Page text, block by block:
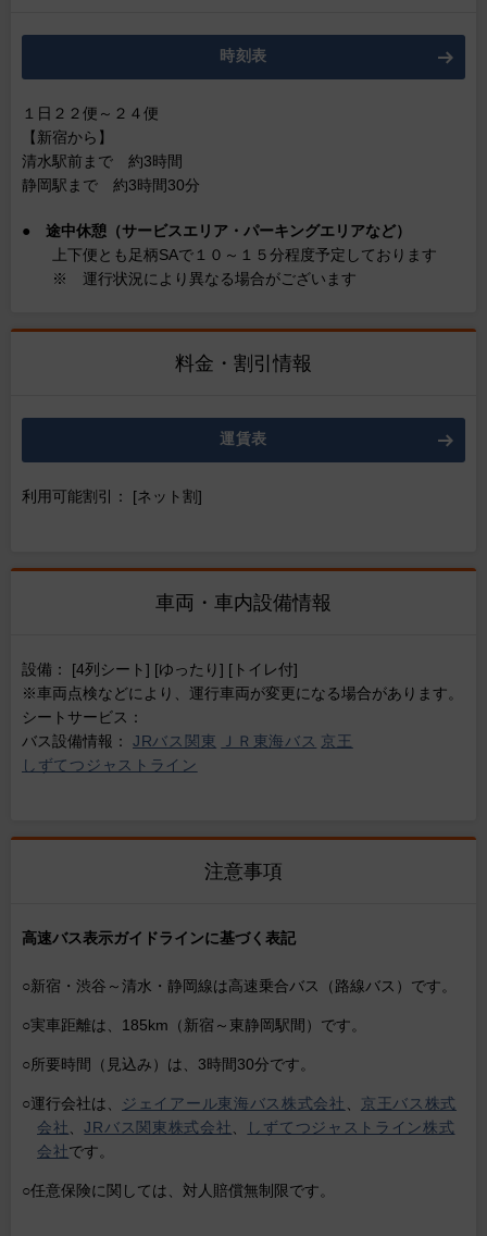
時刻表
１日２２便～２４便
【新宿から】
清水駅前まで 約3時間
静岡駅まで 約3時間30分
● 途中休憩（サービスエリア・パーキングエリアなど）
上下便とも足柄SAで１０～１５分程度予定しております
※ 運行状況により異なる場合がございます
料金・割引情報
運賃表
利用可能割引： [ネット割]
車両・車内設備情報
設備： [4列シート] [ゆったり] [トイレ付]
※車両点検などにより、運行車両が変更になる場合があります。
シートサービス：
バス設備情報： JRバス関東 ＪＲ東海バス 京王
しずてつジャストライン
注意事項
高速バス表示ガイドラインに基づく表記
○新宿・渋谷～清水・静岡線は高速乗合バス（路線バス）です。
○実車距離は、185km（新宿～東静岡駅間）です。
○所要時間（見込み）は、3時間30分です。
○運行会社は、 ジェイアール東海バス株式会社
京王バス株式
会社 、JRバス関東株式会社
しずてつジャストライン株式
会社です。
○任意保険に関しては、対人賠償無制限です。